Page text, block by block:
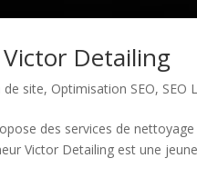
Detailing
de site, Optimisation SEO, SEO
des services de
Victor Detailing est une